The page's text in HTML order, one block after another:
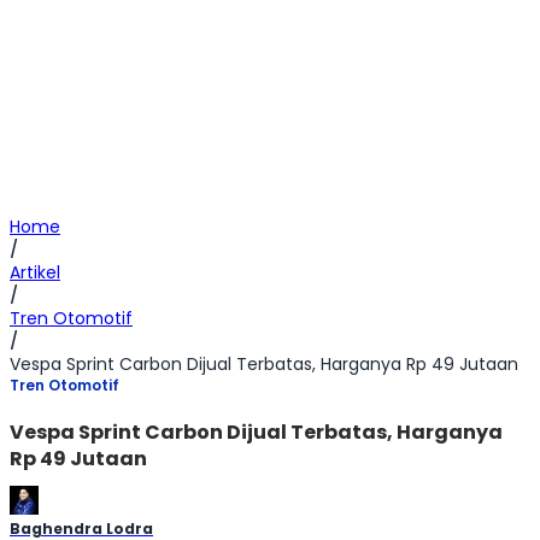
Home
/
Artikel
/
Tren Otomotif
/
Vespa Sprint Carbon Dijual Terbatas, Harganya Rp 49 Jutaan
Tren Otomotif
Vespa Sprint Carbon Dijual Terbatas, Harganya
Rp 49 Jutaan
Baghendra Lodra